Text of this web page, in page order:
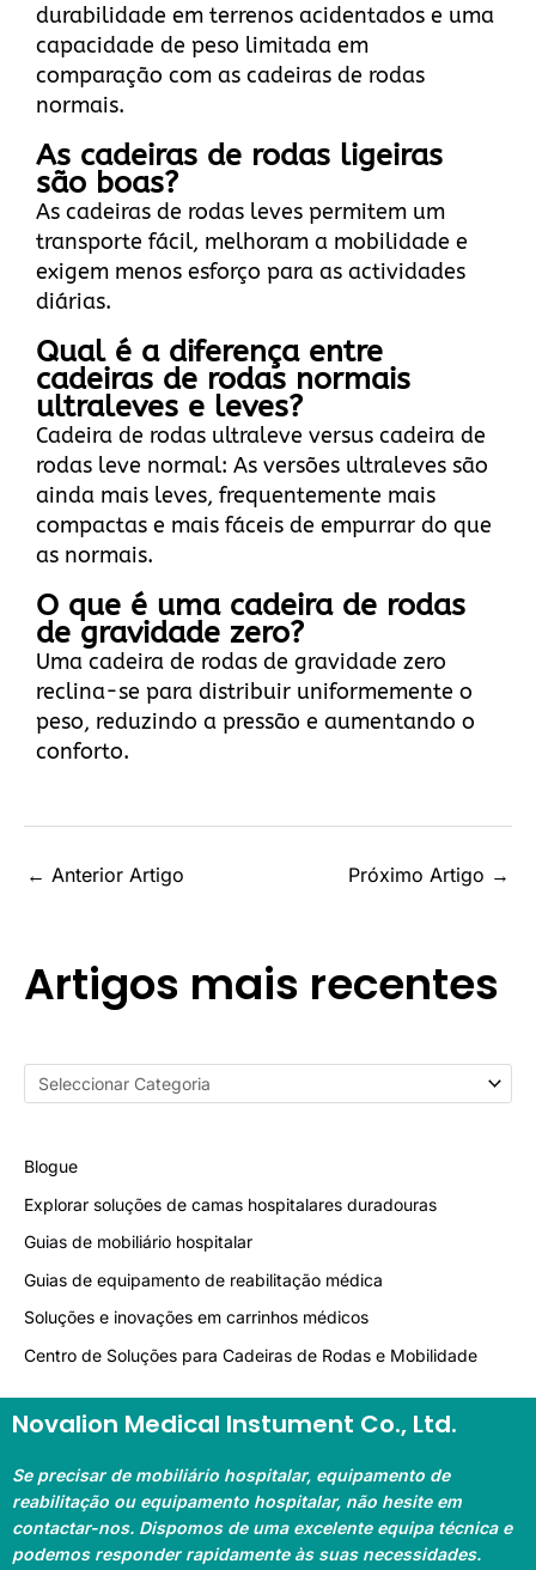
Artigos mais recentes
Blogue
Explorar soluções de camas hospitalares duradouras
Guias de mobiliário hospitalar
Guias de equipamento de reabilitação médica
Soluções e inovações em carrinhos médicos
Centro de Soluções para Cadeiras de Rodas e Mobilidade
durabilidade em terrenos acidentados e uma
capacidade de peso limitada em
comparação com as cadeiras de rodas
normais.
As cadeiras de rodas ligeiras
são boas?
As cadeiras de rodas leves permitem um
transporte fácil, melhoram a mobilidade e
exigem menos esforço para as actividades
diárias.
Qual é a diferença entre
cadeiras de rodas normais
ultraleves e leves?
Cadeira de rodas ultraleve versus cadeira de
rodas leve normal: As versões ultraleves são
ainda mais leves, frequentemente mais
compactas e mais fáceis de empurrar do que
as normais.
O que é uma cadeira de rodas
de gravidade zero?
Uma cadeira de rodas de gravidade zero
reclina-se para distribuir uniformemente o
peso, reduzindo a pressão e aumentando o
conforto.
← Anterior Artigo Próximo Artigo →
Novalion Medical Instument Co., Ltd.
Se precisar de mobiliário hospitalar, equipamento de
reabilitação ou equipamento hospitalar, não hesite em
contactar-nos. Dispomos de uma excelente equipa técnica e
podemos responder rapidamente às suas necessidades.